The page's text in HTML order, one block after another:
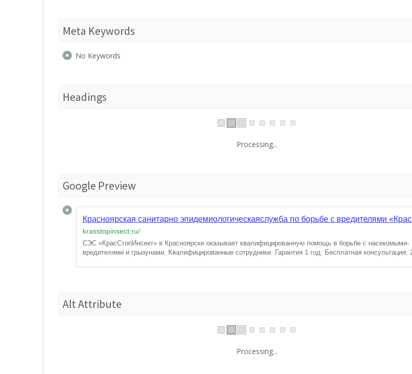
Meta Keywords
No Keywords
Headings
Processing...
Google Preview
Красноярская санитарно эпидемиологическаяслужба по борьбе с вредителями
krasstopinsect.ru/
СЭС «КрасСтопИнсект» в Красноярске оказывает квалифицированную помощь в борьбе с насекомыми-
вредителями и грызунами. Квалифицированные сотрудники. Гарантия 1 год. Бесплатная консультация:
Alt Attribute
Processing...